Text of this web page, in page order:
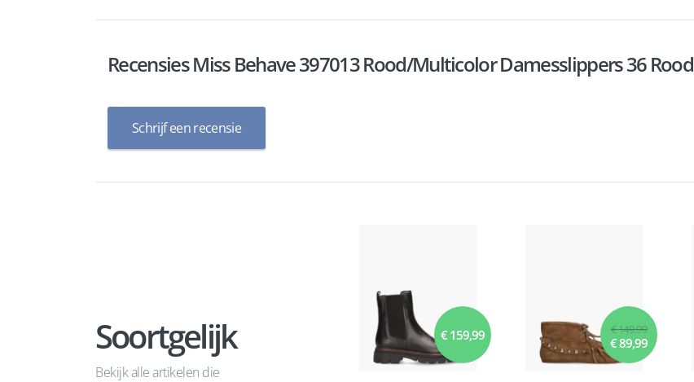
Recensies Miss Behave 397013 Rood/Multicolor Damesslippers 36 Rood
Schrijf een recensie
Soortgelijk
Bekijk alle artikelen die
€ 159,99 € 149,99
€ 89,99